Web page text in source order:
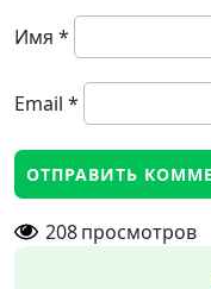
Имя *
Email *
208просмотров